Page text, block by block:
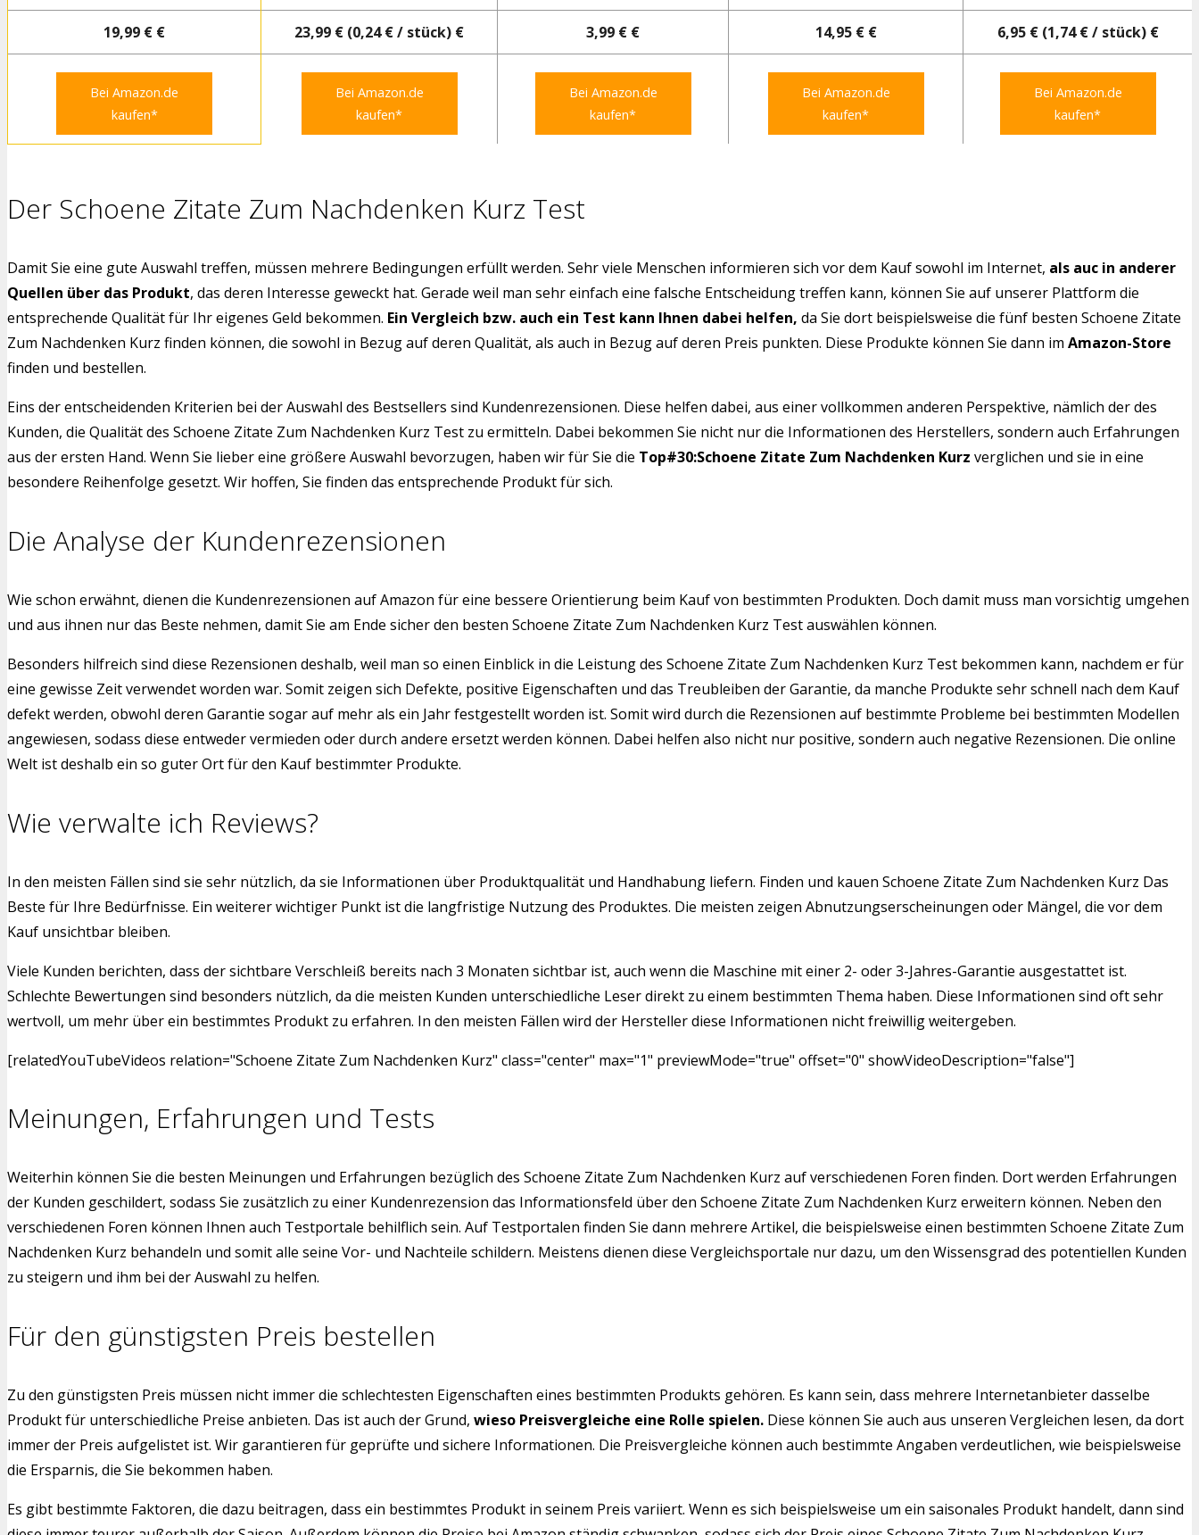
19,99 € € 23,99 € (0,24 € / stück) € 3,99 € € 14,95 € € 6,95 € (1,74 € / stück) €
Bei Amazon.de
kaufen*
Bei Amazon.de
kaufen*
Bei Amazon.de
kaufen*
Bei Amazon.de
kaufen*
Bei Amazon.de
kaufen*
Der Schoene Zitate Zum Nachdenken Kurz Test
Damit Sie eine gute Auswahl treffen, müssen mehrere Bedingungen erfüllt werden. Sehr viele Menschen informieren sich vor dem Kauf sowohl im Internet, als auc in anderer
Quellen über das Produkt, das deren Interesse geweckt hat. Gerade weil man sehr einfach eine falsche Entscheidung treffen kann, können Sie auf unserer Plattform die
entsprechende Qualität für Ihr eigenes Geld bekommen. Ein Vergleich bzw. auch ein Test kann Ihnen dabei helfen, da Sie dort beispielsweise die fünf besten Schoene Zitate
Zum Nachdenken Kurz finden können, die sowohl in Bezug auf deren Qualität, als auch in Bezug auf deren Preis punkten. Diese Produkte können Sie dann im Amazon-Store
finden und bestellen.
Eins der entscheidenden Kriterien bei der Auswahl des Bestsellers sind Kundenrezensionen. Diese helfen dabei, aus einer vollkommen anderen Perspektive, nämlich der des
Kunden, die Qualität des Schoene Zitate Zum Nachdenken Kurz Test zu ermitteln. Dabei bekommen Sie nicht nur die Informationen des Herstellers, sondern auch Erfahrungen
aus der ersten Hand. Wenn Sie lieber eine größere Auswahl bevorzugen, haben wir für Sie die Top#30:Schoene Zitate Zum Nachdenken Kurz verglichen und sie in eine
besondere Reihenfolge gesetzt. Wir hoffen, Sie finden das entsprechende Produkt für sich.
Die Analyse der Kundenrezensionen
Wie schon erwähnt, dienen die Kundenrezensionen auf Amazon für eine bessere Orientierung beim Kauf von bestimmten Produkten. Doch damit muss man vorsichtig umgehen
und aus ihnen nur das Beste nehmen, damit Sie am Ende sicher den besten Schoene Zitate Zum Nachdenken Kurz Test auswählen können.
Besonders hilfreich sind diese Rezensionen deshalb, weil man so einen Einblick in die Leistung des Schoene Zitate Zum Nachdenken Kurz Test bekommen kann, nachdem er für
eine gewisse Zeit verwendet worden war. Somit zeigen sich Defekte, positive Eigenschaften und das Treubleiben der Garantie, da manche Produkte sehr schnell nach dem Kauf
defekt werden, obwohl deren Garantie sogar auf mehr als ein Jahr festgestellt worden ist. Somit wird durch die Rezensionen auf bestimmte Probleme bei bestimmten Modellen
angewiesen, sodass diese entweder vermieden oder durch andere ersetzt werden können. Dabei helfen also nicht nur positive, sondern auch negative Rezensionen. Die online
Welt ist deshalb ein so guter Ort für den Kauf bestimmter Produkte.
Wie verwalte ich Reviews?
In den meisten Fällen sind sie sehr nützlich, da sie Informationen über Produktqualität und Handhabung liefern. Finden und kauen Schoene Zitate Zum Nachdenken Kurz Das
Beste für Ihre Bedürfnisse. Ein weiterer wichtiger Punkt ist die langfristige Nutzung des Produktes. Die meisten zeigen Abnutzungserscheinungen oder Mängel, die vor dem
Kauf unsichtbar bleiben.
Viele Kunden berichten, dass der sichtbare Verschleiß bereits nach 3 Monaten sichtbar ist, auch wenn die Maschine mit einer 2- oder 3-Jahres-Garantie ausgestattet ist.
Schlechte Bewertungen sind besonders nützlich, da die meisten Kunden unterschiedliche Leser direkt zu einem bestimmten Thema haben. Diese Informationen sind oft sehr
wertvoll, um mehr über ein bestimmtes Produkt zu erfahren. In den meisten Fällen wird der Hersteller diese Informationen nicht freiwillig weitergeben.
[relatedYouTubeVideos relation="Schoene Zitate Zum Nachdenken Kurz" class="center" max="1" previewMode="true" offset="0" showVideoDescription="false"]
Meinungen, Erfahrungen und Tests
Weiterhin können Sie die besten Meinungen und Erfahrungen bezüglich des Schoene Zitate Zum Nachdenken Kurz auf verschiedenen Foren finden. Dort werden Erfahrungen
der Kunden geschildert, sodass Sie zusätzlich zu einer Kundenrezension das Informationsfeld über den Schoene Zitate Zum Nachdenken Kurz erweitern können. Neben den
verschiedenen Foren können Ihnen auch Testportale behilflich sein. Auf Testportalen finden Sie dann mehrere Artikel, die beispielsweise einen bestimmten Schoene Zitate Zum
Nachdenken Kurz behandeln und somit alle seine Vor- und Nachteile schildern. Meistens dienen diese Vergleichsportale nur dazu, um den Wissensgrad des potentiellen Kunden
zu steigern und ihm bei der Auswahl zu helfen.
Für den günstigsten Preis bestellen
Zu den günstigsten Preis müssen nicht immer die schlechtesten Eigenschaften eines bestimmten Produkts gehören. Es kann sein, dass mehrere Internetanbieter dasselbe
Produkt für unterschiedliche Preise anbieten. Das ist auch der Grund, wieso Preisvergleiche eine Rolle spielen. Diese können Sie auch aus unseren Vergleichen lesen, da dort
immer der Preis aufgelistet ist. Wir garantieren für geprüfte und sichere Informationen. Die Preisvergleiche können auch bestimmte Angaben verdeutlichen, wie beispielsweise
die Ersparnis, die Sie bekommen haben.
Es gibt bestimmte Faktoren, die dazu beitragen, dass ein bestimmtes Produkt in seinem Preis variiert. Wenn es sich beispielsweise um ein saisonales Produkt handelt, dann sind